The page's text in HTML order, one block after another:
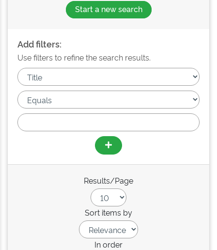
Start a new search
Add filters:
Use filters to refine the search results.
Results/Page
Sort items by
In order